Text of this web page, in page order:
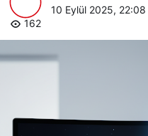
10 Eylül 2025, 22:08
162